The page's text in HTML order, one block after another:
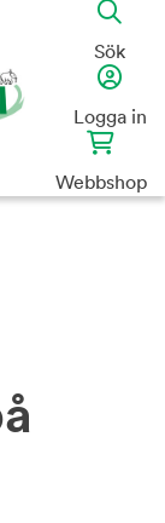
Sök
Logga in
Webbshop